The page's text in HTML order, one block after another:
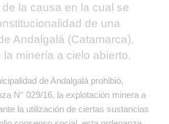
la causa en la cual se
de una
Andalgalá (Catamarca),
la minería a cielo abierto.
de Andalgalá prohibió,
N° 029/16, la explotación minera a
la utilización de ciertas sustancias